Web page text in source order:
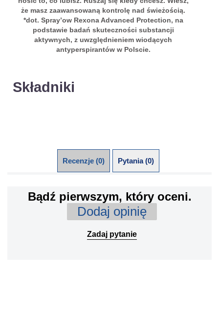
że masz zaawansowaną kontrolę nad świeżością.
*dot. Spray’ow Rexona Advanced Protection, na
podstawie badań skuteczności substancji
aktywnych, z uwzględnieniem wiodących
antyperspirantów w Polscie.
Składniki
Recenzje (0) Pytania (0)
Bądź pierwszym, który oceni.
Dodaj opinię
Zadaj pytanie